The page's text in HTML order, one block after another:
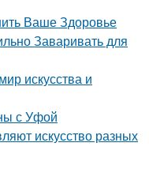
Ваше Здоровье
Заваривать для
искусства и
с Уфой
искусство разных